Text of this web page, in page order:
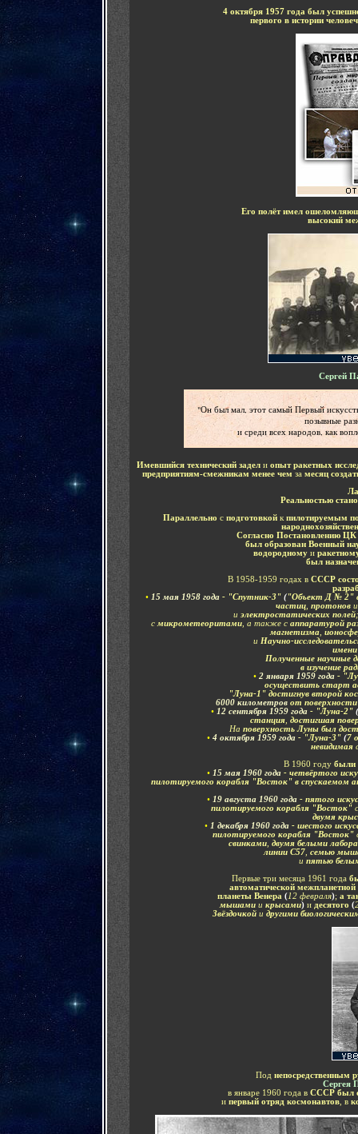
4 октября 1957 года был
первого в истории
Его полёт имел
высокий
Сергей
"Он был мал, этот самый Первый
позывные
и среди всех народов, как
Имевшийся технический задел и опыт ракетных
предприятиям-смежникам менее чем за месяц
Реальностью
Параллельно с подготовкой к пилотируемым
Согласно Постановлению
был образован Военный
водородному и
был
В 1958-1959 годах вСССР
• 15 мая 1958 года - "Спутник-3" ("Объект Д № 2"
частиц протонов
и электростатических полей
с микрометеоритами, а также саппаратурой
магнетизма
и Научно-
Полученные научные
в изучение
• 2 января1959 года-
осуществить старт
"Луна-1" достигнув второй
6000 километровот
• 12 сентября 1959 года - "Луна-2" (
станция достигшая
На поверхность Луны был
• 4 октября 1959 года - "Луна-3" (7
невидимая
В 1960 году были
• 15 мая 1960 года - четвёртого
пилотируемого корабля "Восток" в спускаемом
• 19 августа 1960 года - пятого
пилотируемого корабля "Восток"
двумя
• 1 декабря 1960 года- шестого
пилотируемого корабля "Восток"
свинками двумя белыми
линии С57 семью
и пятью
Первые три месяца 1961 года
автоматической межпланетной
планеты Венера (12 февраля); а
мышами и крысами) и десятого (
Звёздочкойи другими
Под непосредственным
Сергея
в январе 1960 года вСССР был
и первый отряд космонавтов , в